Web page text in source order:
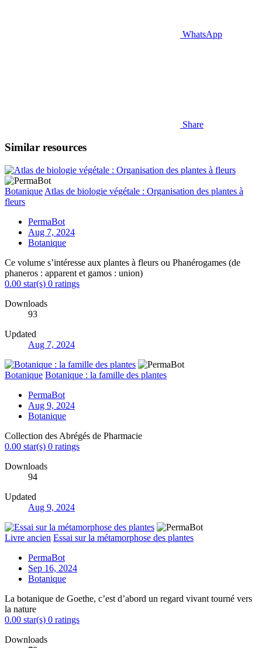
WhatsApp
Share
Similar resources
Botanique Atlas de biologie végétale : Organisation des plantes à
fleurs
PermaBot
Aug 7, 2024
Botanique
Ce volume s’intéresse aux plantes à fleurs ou Phanérogames (de
phaneros : apparent et gamos : union)
0.00 star(s) 0 ratings
Downloads
93
Updated
Aug 7, 2024
Botanique Botanique : la famille des plantes
PermaBot
Aug 9, 2024
Botanique
Collection des Abrégés de Pharmacie
0.00 star(s) 0 ratings
Downloads
94
Updated
Aug 9, 2024
Livre ancien Essai sur la métamorphose des plantes
PermaBot
Sep 16, 2024
Botanique
La botanique de Goethe, c’est d’abord un regard vivant tourné vers
la nature
0.00 star(s) 0 ratings
Downloads